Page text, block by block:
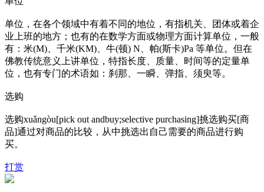
单位，在各个领域中有着不同的地位，有指机关、团体或着企
业上班的地方；也有的在数学方面或物理方面计算单位，一般
有：米(M)、千米(KM)、牛(顿) N、帕(斯卡)Pa 等单位。但在
佛教传统意义上讲单位，特指长度、质量、时间等的定量单
位，也有专门的术语如：刹那、一瞬、弹指、须臾等。
选购
选购xuǎngòu[pick out andbuy;selective purchasing]挑选购买[商
品]通过对商品的比较，从中挑选出自己需要的商品进行购
买。
打赏